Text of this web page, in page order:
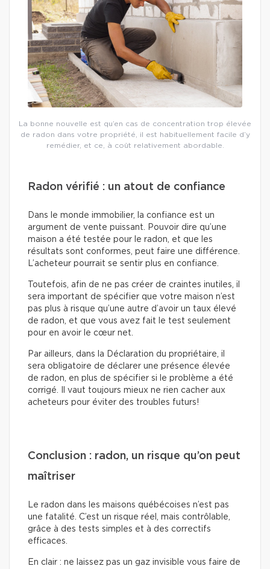
La bonne nouvelle est qu’en cas de concentration trop élevée
de radon dans votre propriété, il est habituellement facile d’y
remédier, et ce, à coût relativement abordable.
Radon vérifié : un atout de confiance
Dans le monde immobilier, la confiance est un
argument de vente puissant. Pouvoir dire qu’une
maison a été testée pour le radon, et que les
résultats sont conformes, peut faire une différence.
L’acheteur pourrait se sentir plus en confiance.
Toutefois, afin de ne pas créer de craintes inutiles, il
sera important de spécifier que votre maison n’est
pas plus à risque qu’une autre d’avoir un taux élevé
de radon, et que vous avez fait le test seulement
pour en avoir le cœur net.
Par ailleurs, dans la Déclaration du propriétaire, il
sera obligatoire de déclarer une présence élevée
de radon, en plus de spécifier si le problème a été
corrigé. Il vaut toujours mieux ne rien cacher aux
acheteurs pour éviter des troubles futurs!
Conclusion : radon, un risque qu’on peut
maîtriser
Le radon dans les maisons québécoises n’est pas
une fatalité. C’est un risque réel, mais contrôlable,
grâce à des tests simples et à des correctifs
efficaces.
En clair : ne laissez pas un gaz invisible vous faire de